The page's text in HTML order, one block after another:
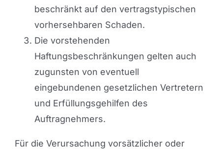
beschränkt auf den vertragstypischen
vorhersehbaren Schaden.
Die vorstehenden
Haftungsbeschränkungen gelten auch
zugunsten von eventuell
eingebundenen gesetzlichen Vertretern
und Erfüllungsgehilfen des
Auftragnehmers.
Für die Verursachung vorsätzlicher oder